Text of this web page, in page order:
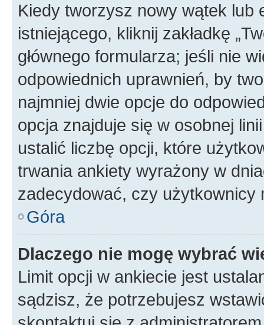
Kiedy tworzysz nowy wątek lub
istniejącego, kliknij zakładkę
głównego formularza; jeśli nie
odpowiednich uprawnień, by
najmniej dwie opcje do
opcja znajduje się w osobnej
ustalić liczbę opcji, które
trwania ankiety wyrażony w
zadecydować, czy użytkownicy
Góra
Dlaczego nie mogę wybrać
Limit opcji w ankiecie jest
sądzisz, że potrzebujesz